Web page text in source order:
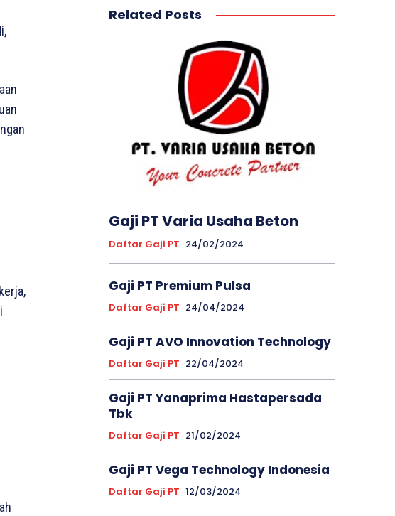
Related Posts
Gaji PT Varia Usaha Beton
Daftar Gaji PT 24/02/2024
Gaji PT Premium Pulsa
Daftar Gaji PT 24/04/2024
Gaji PT AVO Innovation Technology
Daftar Gaji PT 22/04/2024
Gaji PT Yanaprima Hastapersada
Tbk
Daftar Gaji PT 21/02/2024
Gaji PT Vega Technology Indonesia
Daftar Gaji PT 12/03/2024